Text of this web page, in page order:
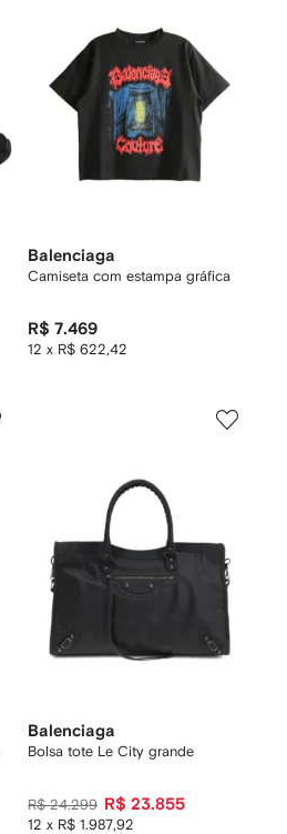
Balenciaga
Camiseta com estampa gráfica
R$ 7.469
12 x R$ 622,42
Balenciaga
Bolsa tote Le City grande
R$ 24.299 R$ 23.855
12 x R$ 1.987,92